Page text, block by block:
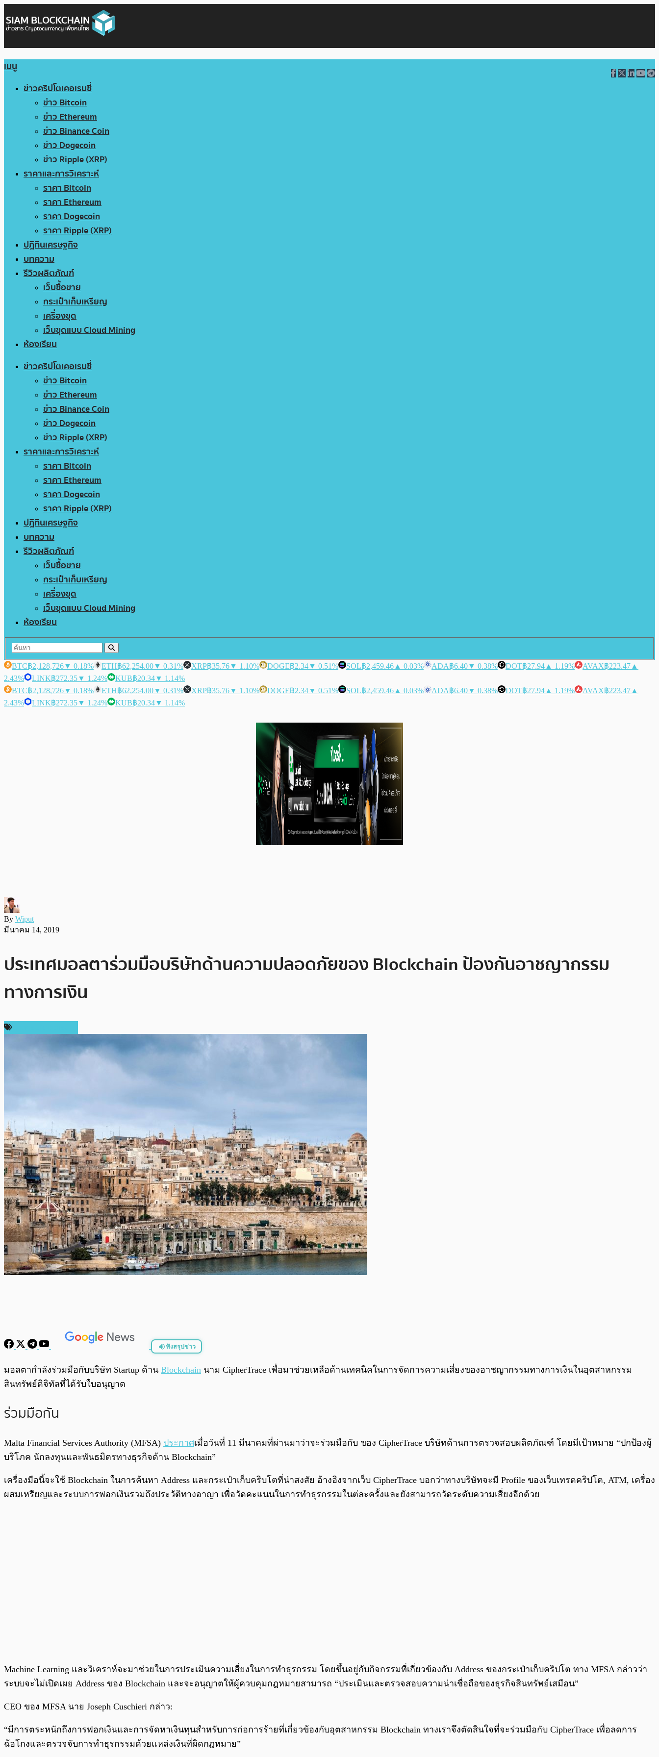
เมนู
ข่าวคริปโตเคอเรนซี่
ข่าว Bitcoin
ข่าว Ethereum
ข่าว Binance Coin
ข่าว Dogecoin
ข่าว Ripple (XRP)
ราคาและการวิเคราะห์
ราคา Bitcoin
ราคา Ethereum
ราคา Dogecoin
ราคา Ripple (XRP)
ปฏิทินเศรษฐกิจ
บทความ
รีวิวผลิตภัณฑ์
เว็บซื้อขาย
กระเป๋าเก็บเหรียญ
เครื่องขุด
เว็บขุดแบบ Cloud Mining
ห้องเรียน
ข่าวคริปโตเคอเรนซี่
ข่าว Bitcoin
ข่าว Ethereum
ข่าว Binance Coin
ข่าว Dogecoin
ข่าว Ripple (XRP)
ราคาและการวิเคราะห์
ราคา Bitcoin
ราคา Ethereum
ราคา Dogecoin
ราคา Ripple (XRP)
ปฏิทินเศรษฐกิจ
บทความ
รีวิวผลิตภัณฑ์
เว็บซื้อขาย
กระเป๋าเก็บเหรียญ
เครื่องขุด
เว็บขุดแบบ Cloud Mining
ห้องเรียน
BTC฿2,128,726▼ 0.18% ETH฿62,254.00▼ 0.31% XRP฿35.76▼ 1.10% DOGE฿2.34▼ 0.51% SOL฿2,459.46 ▲ 0.03% ADA฿6.40▼ 0.38% DOT฿27.94 ▲ 1.19% AVAX฿223.47 ▲
2.43%
LINK฿272.35▼ 1.24% KUB฿20.34▼ 1.14%
BTC฿2,128,726▼ 0.18% ETH฿62,254.00▼ 0.31% XRP฿35.76▼ 1.10% DOGE฿2.34▼ 0.51% SOL฿2,459.46 ▲ 0.03% ADA฿6.40▼ 0.38% DOT฿27.94 ▲ 1.19% AVAX฿223.47 ▲
2.43%
LINK฿272.35▼ 1.24% KUB฿20.34▼ 1.14%
By Wiput
มีนาคม 14, 2019
ประเทศมอลตาร่วมมือบริษัทด้านความปลอดภัยของ Blockchain ป้องกันอาชญากรรม
ทางการเงิน
ฟังสรุปข่าว
พร้อมเล่น
มอลตากำลังร่วมมือกับบริษัท Startup ด้าน Blockchain นาม CipherTrace เพื่อมาช่วยเหลือด้านเทคนิคในการจัดการความเสี่ยงของอาชญากรรมทางการเงินในอุตสาหกรรม
สินทรัพย์ดิจิทัลที่ได้รับใบอนุญาต
ร่วมมือกัน
Malta Financial Services Authority (MFSA) ประกาศเมื่อวันที่ 11 มีนาคมที่ผ่านมาว่าจะร่วมมือกับ ของ CipherTrace บริษัทด้านการตรวจสอบผลิตภัณฑ์ โดยมีเป้าหมาย “ปกป้องผู้
บริโภค นักลงทุนและพันธมิตรทางธุรกิจด้าน Blockchain”
เครื่องมือนี้จะใช้ Blockchain ในการค้นหา Address และกระเป๋าเก็บคริบโตที่น่าสงสัย อ้างอิงจากเว็บ CipherTrace บอกว่าทางบริษัทจะมี Profile ของเว็บเทรดคริปโต, ATM, เครื่อง
ผสมเหรียญและระบบการฟอกเงินรวมถึงประวัติทางอาญา เพื่อวัดคะแนนในการทำธุรกรรมในต่ละครั้งและยังสามารถวัดระดับความเสี่ยงอีกด้วย
Machine Learning และวิเคราห์จะมาช่วยในการประเมินความเสี่ยงในการทำธุรกรรม โดยขึ้นอยู่กับกิจกรรมที่เกี่ยวข้องกับ Address ของกระเป๋าเก็บคริปโต ทาง MFSA กล่าวว่า
ระบบจะไม่เปิดเผย Address ของ Blockchain และจะอนุญาตให้ผู้ควบคุมกฎหมายสามารถ “ประเมินและตรวจสอบความน่าเชื่อถือของธุรกิจสินทรัพย์เสมือน”
CEO ของ MFSA นาย Joseph Cuschieri กล่าว:
“มีการตระหนักถึงการฟอกเงินและการจัดหาเงินทุนสำหรับการก่อการร้ายที่เกี่ยวข้องกับอุตสาหกรรม Blockchain ทางเราจึงตัดสินใจที่จะร่วมมือกับ CipherTrace เพื่อลดการ
ฉ้อโกงและตรวจจับการทำธุรกรรมด้วยแหล่งเงินที่ผิดกฎหมาย”